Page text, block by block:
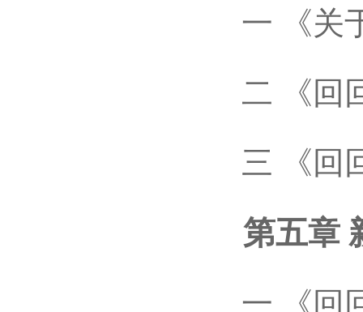
一 《关于
二 《回回
三 《回回
第五章 新
一 《回回